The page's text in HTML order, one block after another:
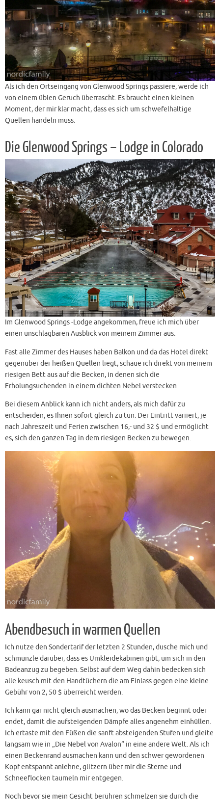
Als ich den Ortseingang von Glenwood Springs passiere, werde ich
von einem üblen Geruch überrascht. Es braucht einen kleinen
Moment, der mir klar macht, dass es sich um schwefelhaltige
Quellen handeln muss.
Die Glenwood Springs – Lodge in Colorado
Im Glenwood Springs -Lodge angekommen, freue ich mich über
einen unschlagbaren Ausblick von meinem Zimmer aus.
Fast alle Zimmer des Hauses haben Balkon und da das Hotel direkt
gegenüber der heißen Quellen liegt, schaue ich direkt von meinem
riesigen Bett aus auf die Becken, in denen sich die
Erholungsuchenden in einem dichten Nebel verstecken.
Bei diesem Anblick kann ich nicht anders, als mich dafür zu
entscheiden, es Ihnen sofort gleich zu tun. Der Eintritt variiert, je
nach Jahreszeit und Ferien zwischen 16,- und 32 $ und ermöglicht
es, sich den ganzen Tag in dem riesigen Becken zu bewegen.
Abendbesuch in warmen Quellen
Ich nutze den Sondertarif der letzten 2 Stunden, dusche mich und
schmunzle darüber, dass es Umkleidekabinen gibt, um sich in den
Badeanzug zu begeben. Selbst auf dem Weg dahin bedecken sich
alle keusch mit den Handtüchern die am Einlass gegen eine kleine
Gebühr von 2, 50 $ überreicht werden.
Ich kann gar nicht gleich ausmachen, wo das Becken beginnt oder
endet, damit die aufsteigenden Dämpfe alles angenehm einhüllen.
Ich ertaste mit den Füßen die sanft absteigenden Stufen und gleite
langsam wie in „Die Nebel von Avalon“ in eine andere Welt. Als ich
einen Beckenrand ausmachen kann und den schwer gewordenen
Kopf entspannt anlehne, glitzern über mir die Sterne und
Schneeflocken taumeln mir entgegen.
Noch bevor sie mein Gesicht berühren schmelzen sie durch die